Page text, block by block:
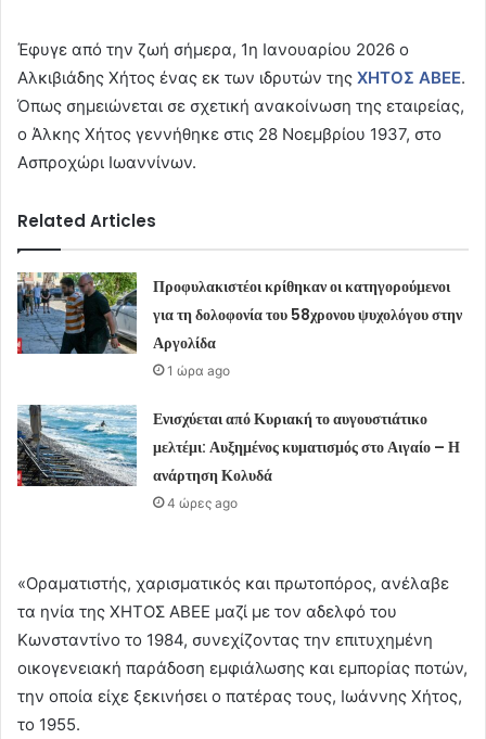
Έφυγε από την ζωή σήμερα, 1η Ιανουαρίου 2026 ο
Αλκιβιάδης Χήτος ένας εκ των ιδρυτών της ΧΗΤΟΣ ΑΒΕΕ.
Όπως σημειώνεται σε σχετική ανακοίνωση της εταιρείας,
ο Άλκης Χήτος γεννήθηκε στις 28 Νοεμβρίου 1937, στο
Ασπροχώρι Ιωαννίνων.
Related Articles
Προφυλακιστέοι κρίθηκαν οι κατηγορούμενοι
για τη δολοφονία του 58χρονου ψυχολόγου στην
Αργολίδα
1 ώρα ago
Ενισχύεται από Κυριακή το αυγουστιάτικο
μελτέμι: Αυξημένος κυματισμός στο Αιγαίο – Η
ανάρτηση Κολυδά
4 ώρες ago
«Οραματιστής, χαρισματικός και πρωτοπόρος, ανέλαβε
τα ηνία της ΧΗΤΟΣ ΑΒΕΕ μαζί με τον αδελφό του
Κωνσταντίνο το 1984, συνεχίζοντας την επιτυχημένη
οικογενειακή παράδοση εμφιάλωσης και εμπορίας ποτών,
την οποία είχε ξεκινήσει ο πατέρας τους, Ιωάννης Χήτος,
το 1955.